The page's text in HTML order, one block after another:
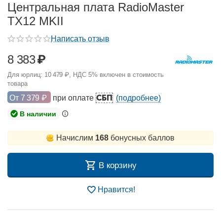
Центральная плата RadioMaster
TX12 MKII
Написать отзыв
8 383₽
Для юрлиц: 10 479 ₽, НДС 5% включен в стоимость
товара
От 7 379 ₽ при оплате СБП (подробнее)
В наличии
Начислим 168 бонусных баллов
В корзину
Нравится!